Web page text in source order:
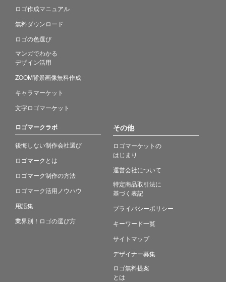
ロゴ作成マニュアル
無料ダウンロード
ロゴの色選び
マンガでわかる
デザイン活用
ZOOM背景画像無料作成
キャラマーケット
文字ロゴマーケット
ロゴマークラボ
後悔しない制作会社選び
ロゴマークとは
ロゴマーク制作の方法
ロゴマーク活用ノウハウ
用語集
業界別！ロゴの選び方
その他
ロゴマーケットの
はじまり
運営会社について
特定商品取引法に
基づく表記
プライバシーポリシー
キーワード一覧
サイトマップ
デザイナー募集
ロゴ無料提案
とは